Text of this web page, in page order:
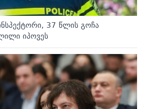
37 წლის გოჩა
იპოვეს